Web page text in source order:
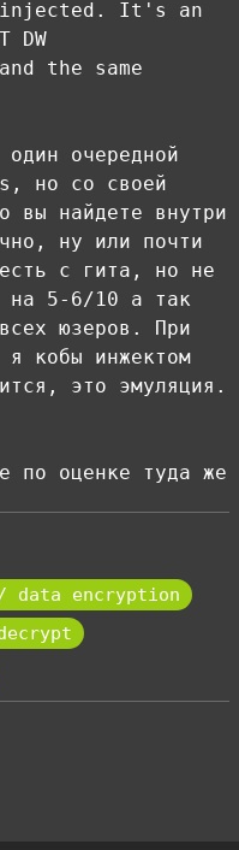
It's an
the same
очередной
но со своей
вы найдете внутри
ну или почти
есть с гита, но не
на 5-6/10 а так
юзеров. При
я кобы инжектом
это эмуляция.
по оценке туда же
data encryption